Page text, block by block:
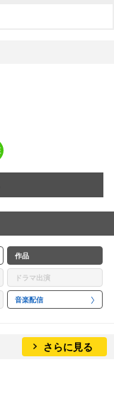
作品
ドラマ出演
音楽配信
さらに見る